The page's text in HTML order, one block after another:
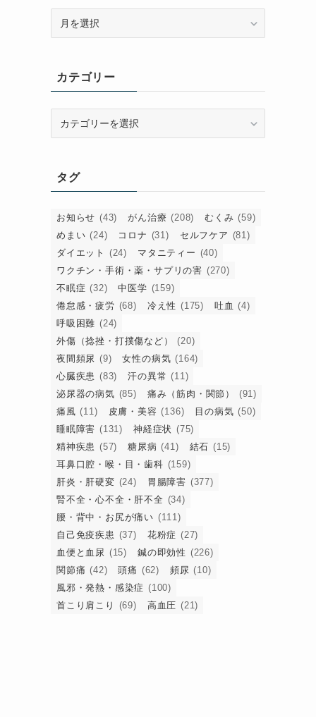
ブカテゴリー
ータグ
お知らせ (43) がん治療 (208) むくみ (59)
めまい (24) コロナ (31) セルフケア (81)
ダイエット
(24) マタニティー (40)
ワクチン・手術・薬・サプリの害 (270)
不眠症 (32) 中医学 (159)
倦怠感・疲労 (68) 冷え性 (175) 吐血 (4)
呼吸困難 (24)
外傷（捻挫・打撲傷など）
(20)
夜間頻尿 (9) 女性の病気 (164)
心臓疾患 (83) 汗の異常 (11)
泌尿器の病気 (85) 痛み（筋肉・関節）
(91)
痛風 (11) 皮膚・美容 (136) 目の病気 (50)
睡眠障害 (131) 神経症状 (75)
精神疾患 (57) 糖尿病 (41) 結石 (15)
耳鼻口腔・喉・目・歯科 (159)
肝炎・肝硬変 (24) 胃腸障害 (377)
腎不全・心不全・肝不全 (34)
腰・背中・お尻が痛い (111)
自己免疫疾患 (37) 花粉症 (27)
血便と血尿 (15) 鍼の即効性 (226)
関節痛 (42) 頭痛 (62) 頻尿 (10)
風邪・発熱・感染症 (100)
首こり肩こり
(69) 高血圧 (21)